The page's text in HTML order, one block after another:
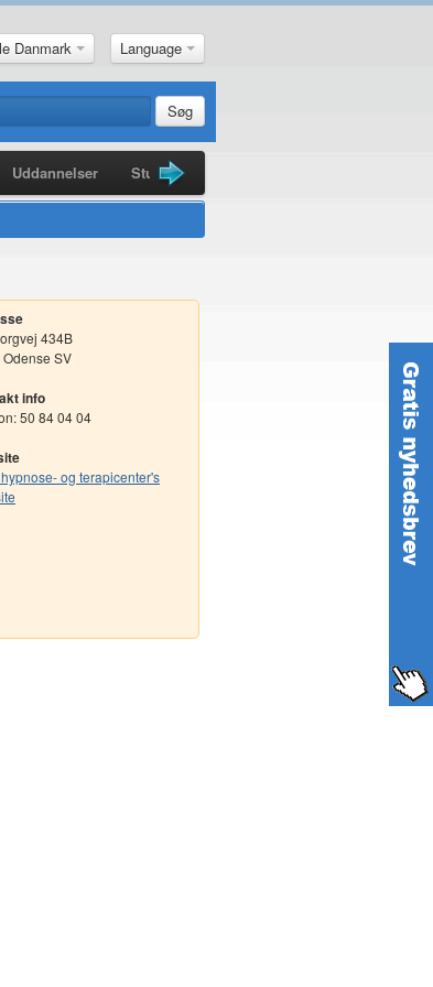
Danmark Language
Søg
Uddannelser Studiebøger
434B
SV
info
50 84 04 04
og terapicenter's